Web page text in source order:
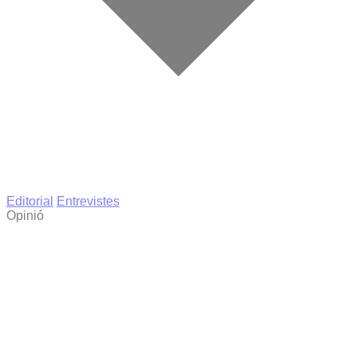
Editorial
Entrevistes
Opinió